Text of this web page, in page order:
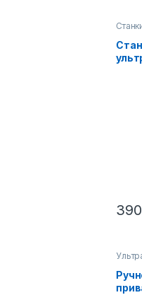
для
для
кГц